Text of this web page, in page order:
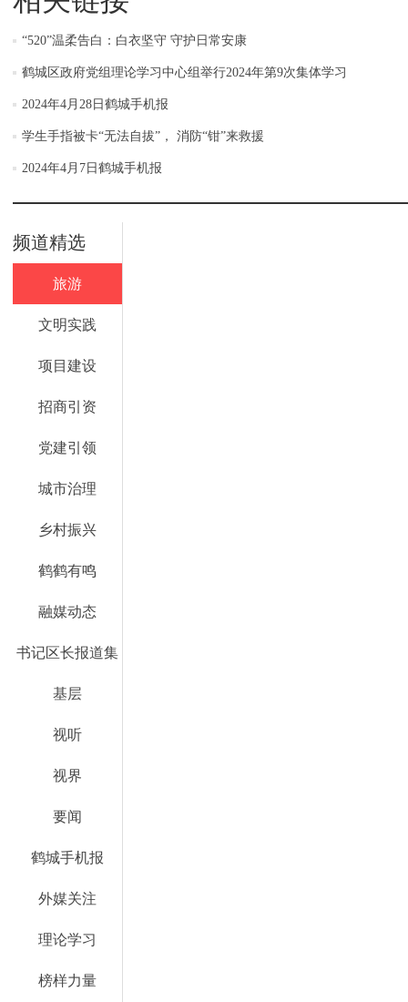
“520”温柔告白：白衣坚守 守护日常安康
鹤城区政府党组理论学习中心组举行2024年第9次集体学习
2024年4月28日鹤城手机报
学生手指被卡“无法自拔”， 消防“钳”来救援
2024年4月7日鹤城手机报
频道精选
旅游
文明实践
项目建设
招商引资
党建引领
城市治理
乡村振兴
鹤鹤有鸣
融媒动态
书记区长报道集
基层
视听
视界
要闻
鹤城手机报
外媒关注
理论学习
榜样力量